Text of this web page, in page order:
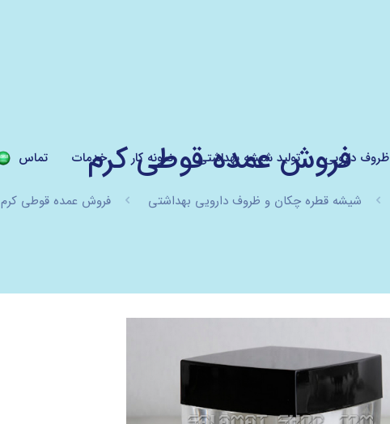
ظروف دارویی تولید شیشه بهداشتی نمونه کار خدمات تماس فروش عمده قوطی کرم
شیشه قطره چکان و ظروف دارویی بهداشتی فروش عمده قوطی کرم